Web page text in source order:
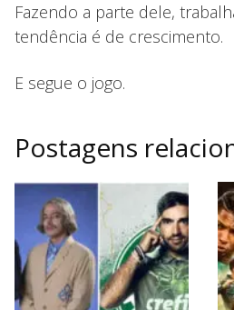
Fazendo a parte dele,
tendência é de crescimento.
E segue o jogo.
Postagens